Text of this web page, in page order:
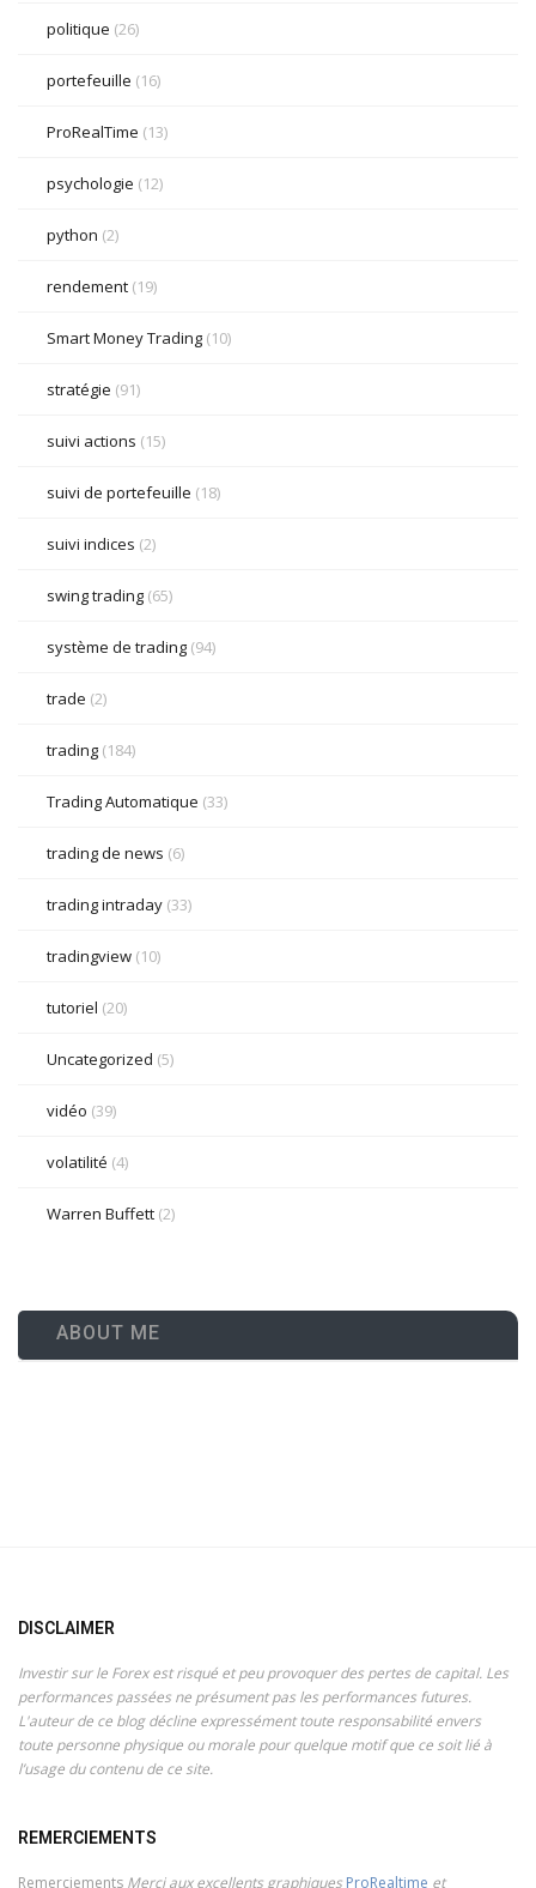
politique (26)
portefeuille (16)
ProRealTime (13)
psychologie (12)
python (2)
rendement (19)
Smart Money Trading (10)
stratégie (91)
suivi actions (15)
suivi de portefeuille (18)
suivi indices (2)
swing trading (65)
système de trading (94)
trade (2)
trading (184)
Trading Automatique (33)
trading de news (6)
trading intraday (33)
tradingview (10)
tutoriel (20)
Uncategorized (5)
vidéo (39)
volatilité (4)
Warren Buffett (2)
ABOUT ME
DISCLAIMER
Investir sur le Forex est risqué et peu provoquer des pertes de capital. Les
performances passées ne présument pas les performances futures.
L'auteur de ce blog décline expressément toute responsabilité envers
toute personne physique ou morale pour quelque motif que ce soit lié à
l’usage du contenu de ce site.
REMERCIEMENTS
Remerciements Merci aux excellents graphiques ProRealtime et